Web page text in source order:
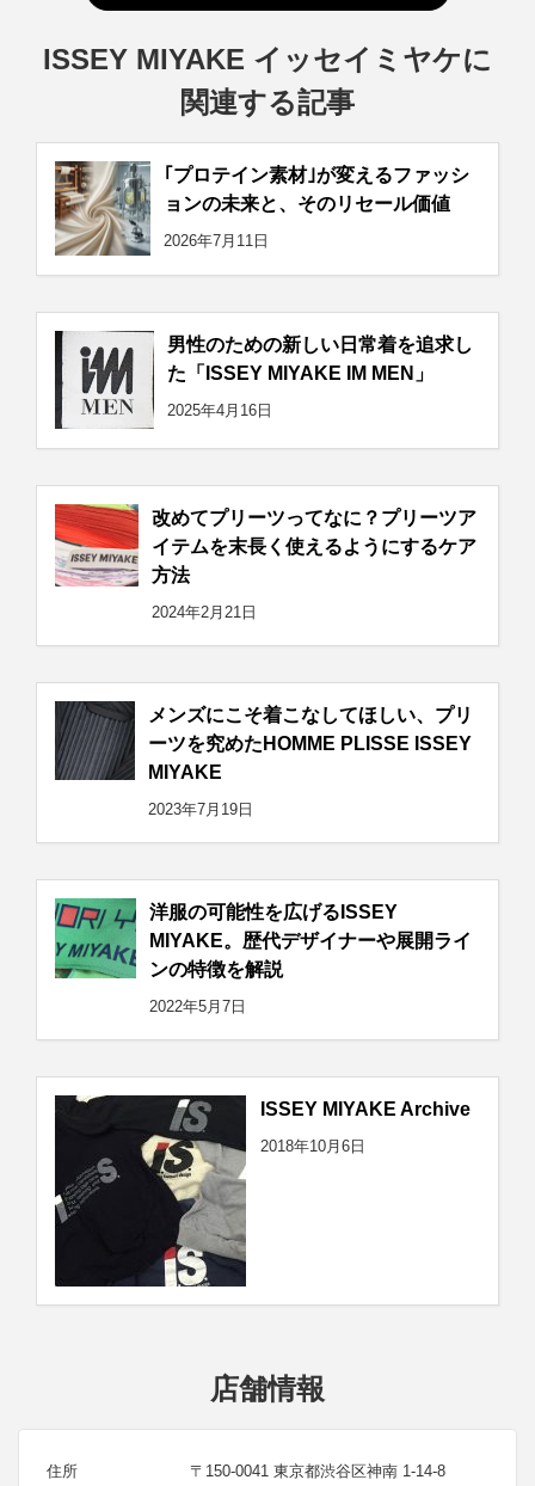
ISSEY MIYAKE イッセイミヤケに
関連する記事
｢プロテイン素材｣が変えるファッシ
ョンの未来と、そのリセール価値
2026年7月11日
男性のための新しい日常着を追求し
た「ISSEY MIYAKE IM MEN」
2025年4月16日
改めてプリーツってなに？プリーツア
イテムを末長く使えるようにするケア
方法
2024年2月21日
メンズにこそ着こなしてほしい、プリ
ーツを究めたHOMME PLISSE ISSEY
MIYAKE
2023年7月19日
洋服の可能性を広げるISSEY
MIYAKE。歴代デザイナーや展開ライ
ンの特徴を解説
2022年5月7日
ISSEY MIYAKE Archive
2018年10月6日
店舗情報
住所 〒150-0041 東京都渋谷区神南 1-14-8